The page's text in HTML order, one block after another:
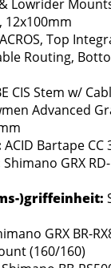
Lowrider
12x100mm
ACROS, Top
Routing,
CIS Stem w/
Advanced
ACID Bartape CC
Shimano GRX
)griffeinheit:
GRX BR-
(160/160)